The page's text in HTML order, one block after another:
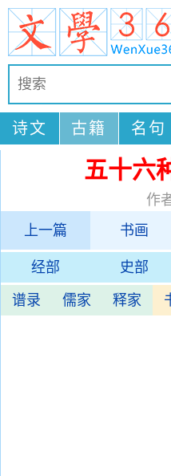
诗文 古籍 名句
五十六
作
上一篇
书画
经部 史部
谱录 儒家 释家